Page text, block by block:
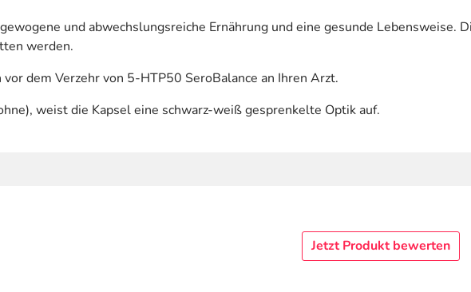
und abwechslungsreiche Ernährung und eine gesunde Lebensweise.
werden.
dem Verzehr von 5-HTP50 SeroBalance an Ihren Arzt.
weist die Kapsel eine schwarz-weiß gesprenkelte Optik auf.
Jetzt Produkt bewerten